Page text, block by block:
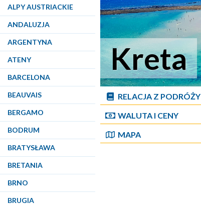
ALPY AUSTRIACKIE
ANDALUZJA
ARGENTYNA
ATENY
BARCELONA
BEAUVAIS
BERGAMO
BODRUM
BRATYSŁAWA
BRETANIA
BRNO
BRUGIA
Kreta
RELACJA Z PODRÓŻY
WALUTA I CENY
MAPA